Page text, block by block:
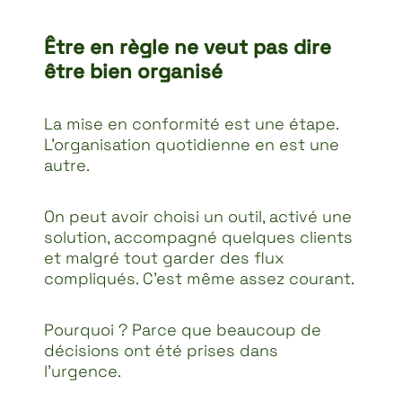
Être en règle ne veut pas dire
être bien organisé
La mise en conformité est une étape.
L’organisation quotidienne en est une
autre.
On peut avoir choisi un outil, activé une
solution, accompagné quelques clients
et malgré tout garder des flux
compliqués. C’est même assez courant.
Pourquoi ? Parce que beaucoup de
décisions ont été prises dans
l’urgence.